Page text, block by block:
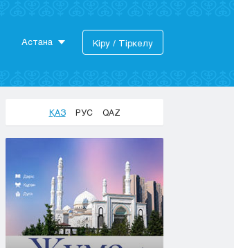
Астана
Актобе
Караганда
Кокшетау
Костанай
Кызылорда
Павлодар
Кіру / Тіркелу
ҚАЗ РУС QAZ